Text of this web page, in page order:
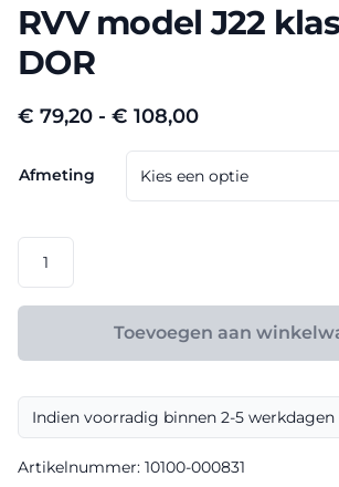
RVV model J22
DOR
€ 79,20 - € 108,00Prijsklasse:
€ 79,20
tot
€ 108,00
Afmeting
J22
III
aantal
Toevoegen aan
Indien voorradig binnen 2-5 werkdagen
Artikelnummer: 10100-000831